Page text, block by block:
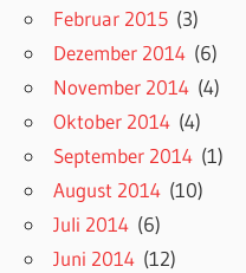
Februar 2015 (3)
Dezember 2014 (6)
November 2014 (4)
Oktober 2014 (4)
September 2014 (1)
August 2014 (10)
Juli 2014 (6)
Juni 2014 (12)